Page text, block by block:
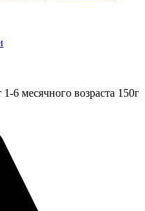
6 месячного возраста 150г